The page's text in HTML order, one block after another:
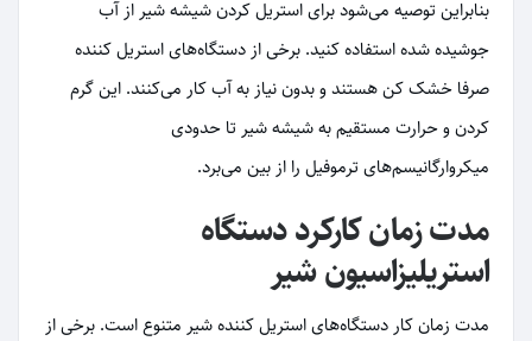
بنابراین توصیه می‌شود برای استریل کردن شیشه شیر از آب
جوشیده شده استفاده کنید. برخی از دستگاه‌های استریل کننده
صرفا خشک کن هستند و بدون نیاز به آب کار می‌کنند. این گرم
کردن و حرارت مستقیم به شیشه شیر تا حدودی
میکروارگانیسم‌های ترموفیل را از بین می‌برد.
مدت زمان کارکرد دستگاه
استریلیزاسیون شیر
مدت زمان کار دستگاه‌های استریل کننده شیر متنوع است. برخی از